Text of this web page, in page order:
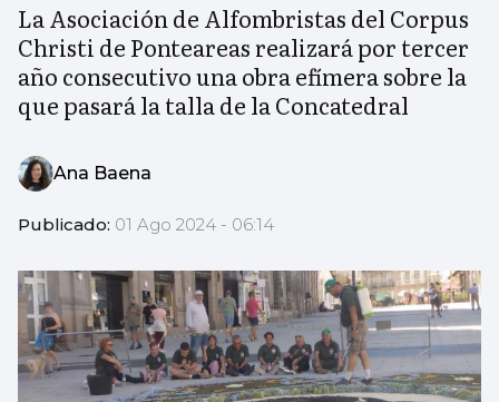
La Asociación de Alfombristas del Corpus
Christi de Ponteareas realizará por tercer
año consecutivo una obra efímera sobre la
que pasará la talla de la Concatedral
Ana Baena
Publicado: 01 Ago 2024 - 06:14